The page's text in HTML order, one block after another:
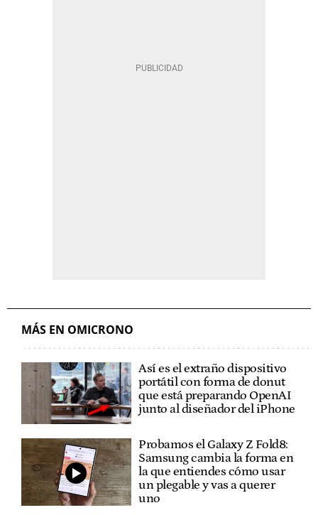
MÁS EN OMICRONO
Así es el extraño dispositivo
portátil con forma de donut
que está preparando OpenAI
junto al diseñador del iPhone
Probamos el Galaxy Z Fold8:
Samsung cambia la forma en
la que entiendes cómo usar
un plegable y vas a querer
uno